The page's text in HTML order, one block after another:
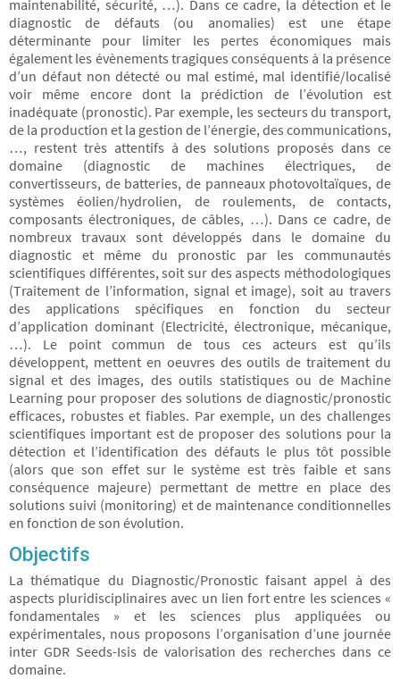
maintenabilité, sécurité, …). Dans ce cadre, la détection et le
diagnostic de défauts (ou anomalies) est une étape
déterminante pour limiter les pertes économiques mais
également les évènements tragiques conséquents à la présence
d’un défaut non détecté ou mal estimé, mal identifié/localisé
voir même encore dont la prédiction de l’évolution est
inadéquate (pronostic). Par exemple, les secteurs du transport,
de la production et la gestion de l’énergie, des communications,
…, restent très attentifs à des solutions proposés dans ce
domaine (diagnostic de machines électriques, de
convertisseurs, de batteries, de panneaux photovoltaïques, de
systèmes éolien/hydrolien, de roulements, de contacts,
composants électroniques, de câbles, …). Dans ce cadre, de
nombreux travaux sont développés dans le domaine du
diagnostic et même du pronostic par les communautés
scientifiques différentes, soit sur des aspects méthodologiques
(Traitement de l’information, signal et image), soit au travers
des applications spécifiques en fonction du secteur
d’application dominant (Electricité, électronique, mécanique,
…). Le point commun de tous ces acteurs est qu’ils
développent, mettent en oeuvres des outils de traitement du
signal et des images, des outils statistiques ou de Machine
Learning pour proposer des solutions de diagnostic/pronostic
efficaces, robustes et fiables. Par exemple, un des challenges
scientifiques important est de proposer des solutions pour la
détection et l’identification des défauts le plus tôt possible
(alors que son effet sur le système est très faible et sans
conséquence majeure) permettant de mettre en place des
solutions suivi (monitoring) et de maintenance conditionnelles
en fonction de son évolution.
Objectifs
La thématique du Diagnostic/Pronostic faisant appel à des
aspects pluridisciplinaires avec un lien fort entre les sciences «
fondamentales » et les sciences plus appliquées ou
expérimentales, nous proposons l’organisation d’une journée
inter GDR Seeds-Isis de valorisation des recherches dans ce
domaine.